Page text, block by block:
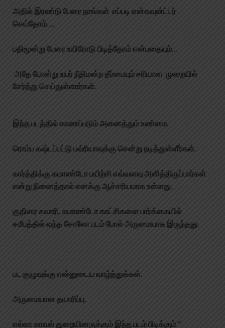
அதில் இரண்டு பேரை நாங்கள் எப்படி என்கவுன்ட்டர்
செய்தோம்….
பதிமூன்று பேரை உயிரோடு பிடித்தோம் என்பதையும்…
அதே போன்று உயர் நீதிமன்ற தீர்பையும் சரியான முறையில்
சேர்த்து செய்துள்ளார்கள்.
இந்த படத்தில் காணப்படும் அனைத்தும் உண்மை.
ரொம்ப கஷ்டப்பட்டு பவ்ரியாவுக்கு சென்று நடித்துள்ளீர்கள்.
கார்த்திக்கு கமாண்டோ பயிற்சி எவ்வளவு அளித்திருப்பார்கள்
என்று நினைத்தால் எனக்கு ஆச்சரியமாக உள்ளது.
குதிரை சவாரி, கமாண்டோ காட்சிகளை பார்க்கையில்
சமீபத்தில் வந்த சோலோ படம் போல் அருமையாக இருந்தது.
பட குழுவுக்கு என்னுடைய வாழ்த்துக்கள்.
அருமையான தயாரிப்பு.
எல்லா காவல் துறையினருக்கும் இந்த படம் பிடிக்கும் “